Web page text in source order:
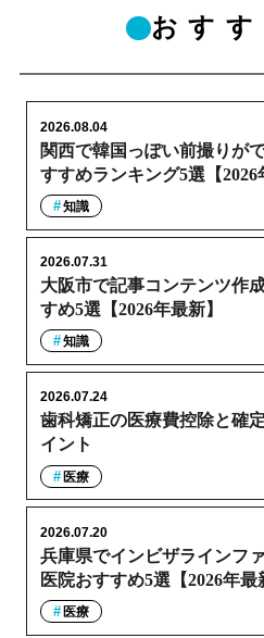
おす
関西で韓国っぽい前撮りが
すすめランキング5選【2026
2026.08.04
知識
大阪市で記事コンテンツ作
すめ5選【2026年最新】
2026.07.31
知識
歯科矯正の医療費控除と確
イント
2026.07.24
医療
兵庫県でインビザラインフ
医院おすすめ5選【2026年最
2026.07.20
医療